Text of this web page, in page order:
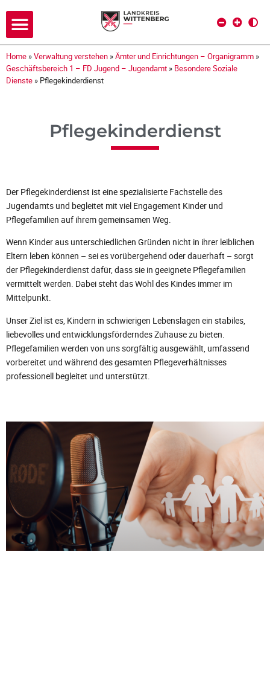
Home »Verwaltung verstehen »Ämter und Einrichtungen – Organigramm »
Geschäftsbereich 1 – FD Jugend – Jugendamt » Besondere Soziale
Dienste » Pflegekinderdienst
Pflegekinderdienst
Der Pflegekinderdienst ist eine spezialisierte Fachstelle des
Jugendamts und begleitet mit viel Engagement Kinder und
Pflegefamilien auf ihrem gemeinsamen Weg.
Wenn Kinder aus unterschiedlichen Gründen nicht in ihrer leiblichen
Eltern leben können – sei es vorübergehend oder dauerhaft – sorgt
der Pflegekinderdienst dafür, dass sie in geeignete Pflegefamilien
vermittelt werden. Dabei steht das Wohl des Kindes immer im
Mittelpunkt.
Unser Ziel ist es, Kindern in schwierigen Lebenslagen ein stabiles,
liebevolles und entwicklungsförderndes Zuhause zu bieten.
Pflegefamilien werden von uns sorgfältig ausgewählt, umfassend
vorbereitet und während des gesamten Pflegeverhältnisses
professionell begleitet und unterstützt.